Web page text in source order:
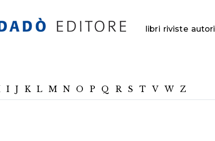
libri riviste autori
I J K L M N O P Q R S T V W Z